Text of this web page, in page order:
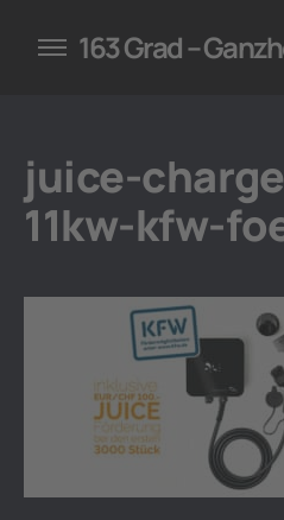
für
163 Grad –
juice-
11kw-kfw-